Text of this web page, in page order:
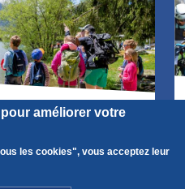
A partir de
découverte 7-
améliorer votre
les cookies", vous acceptez leur